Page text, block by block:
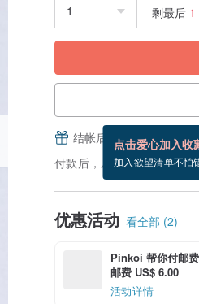
剩最后 1
点击爱心加入收
加入欲望清单不怕
结帐后填写并分享，免
付款后，从备货到寄出商品
优惠活动 看全部 (2)
Pinkoi 帮你付邮
邮费 US$ 6.00
活动详情